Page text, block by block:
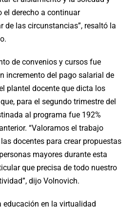
el derecho a continuar
de las circunstancias”, resaltó la
de convenios y cursos fue
incremento del pago salarial de
plantel docente que dicta los
para el segundo trimestre del
al programa fue 192%
“Valoramos el trabajo
docentes para crear propuestas
mayores durante esta
que precisa de todo nuestro
dijo Volnovich.
educación en la virtualidad